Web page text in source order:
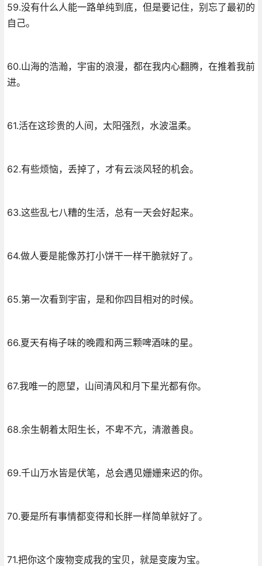
59.没有什么人能一路单纯到底，但是要记住，别忘了最初的
自己。
60.山海的浩瀚，宇宙的浪漫，都在我内心翻腾，在推着我前
进。
61.活在这珍贵的人间，太阳强烈，水波温柔。
62.有些烦恼，丢掉了，才有云淡风轻的机会。
63.这些乱七八糟的生活，总有一天会好起来。
64.做人要是能像苏打小饼干一样干脆就好了。
65.第一次看到宇宙，是和你四目相对的时候。
66.夏天有梅子味的晚霞和两三颗啤酒味的星。
67.我唯一的愿望，山间清风和月下星光都有你。
68.余生朝着太阳生长，不卑不亢，清澈善良。
69.千山万水皆是伏笔，总会遇见姗姗来迟的你。
70.要是所有事情都变得和长胖一样简单就好了。
71.把你这个废物变成我的宝贝，就是变废为宝。